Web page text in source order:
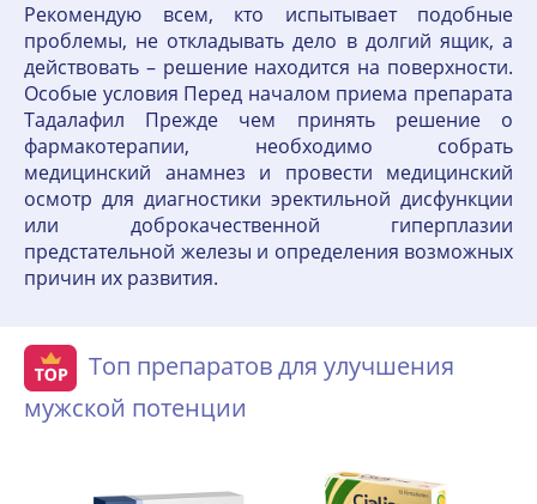
Рекомендую всем, кто испытывает подобные
проблемы, не откладывать дело в долгий ящик, а
действовать – решение находится на поверхности.
Особые условия Перед началом приема препарата
Тадалафил Прежде чем принять решение о
фармакотерапии, необходимо собрать
медицинский анамнез и провести медицинский
осмотр для диагностики эректильной дисфункции
или доброкачественной гиперплазии
предстательной железы и определения возможных
причин их развития.
Топ препаратов для улучшения
мужской потенции